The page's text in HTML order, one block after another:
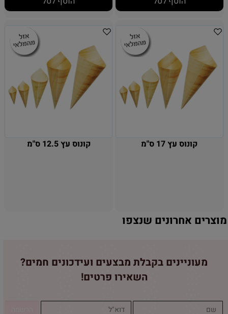
קונוס עץ 17 ס"מ קונוס עץ 12.5 ס"מ
מוצרים אחרונים שנצפו
מעוניינים בקבלת מבצעים ועידכונים חמים?
השאירו פרטים!